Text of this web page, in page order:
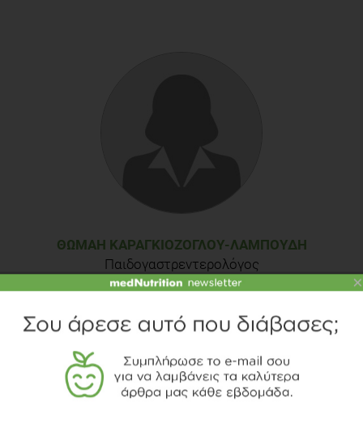
ΘΩΜΑΉ ΚΑΡΑΓΚΙΌΖΟΓΛΟΥ-ΛΑΜΠΟΎΔΗ
Παιδογαστρεντερολόγος
TOPICS
ΔΙΑΤΡΟΦΗ ΥΓΕΙΑ ΕΠΙΣΤΗΜΟΝΙΚΑ
×